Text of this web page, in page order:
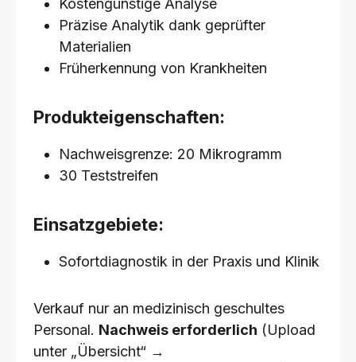
Kostengünstige Analyse
Präzise Analytik dank geprüfter
Materialien
Früherkennung von Krankheiten
Produkteigenschaften:
Nachweisgrenze: 20 Mikrogramm
30 Teststreifen
Einsatzgebiete:
Sofortdiagnostik in der Praxis und Klinik
Verkauf nur an medizinisch geschultes
Personal. Nachweis erforderlich (Upload
unter „Übersicht“ →